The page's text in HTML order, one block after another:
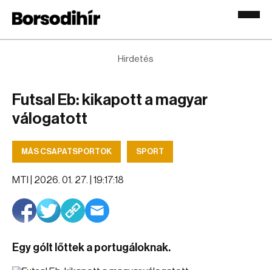
Hirdetés
Futsal Eb: kikapott a magyar
válogatott
MÁS CSAPATSPORTOK SPORT
MTI | 2026. 01. 27. | 19:17:18
Egy gólt lőttek a portugáloknak.